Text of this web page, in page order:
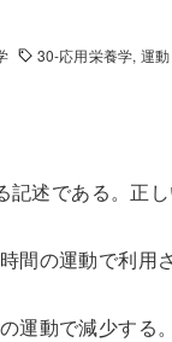
30-応用栄養学 運動
述である。正
間の運動で利用
運動で減少する